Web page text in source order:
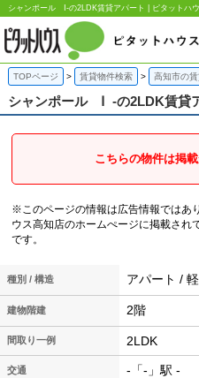
シャンポール Ⅰ-の2LDK賃貸アパート | ピタットハ
TOPページ 賃貸物件検索 高知市の
シャンポール Ⅰ -の2LDK賃貸
こちらの物件は掲
※このページの情報は広告情報ではあ
ウス高知店のホームぺージに掲載され
です。
種別 / 構造 アパート /
建物階建 2階
間取り一例 2LDK
交通 -「-」駅 -